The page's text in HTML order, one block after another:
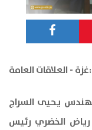
غزة - العلاقات العامة:
يحيى السراج
رياض الخضري رئيس